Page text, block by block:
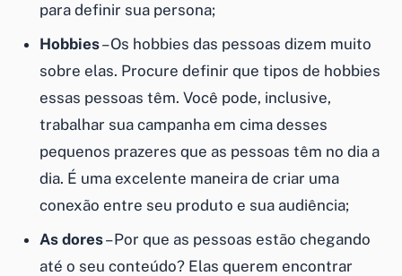
para definir sua persona;
Hobbies– Os hobbies das pessoas dizem muito
sobre elas. Procure definir que tipos de hobbies
essas pessoas têm. Você pode, inclusive,
trabalhar sua campanha em cima desses
pequenos prazeres que as pessoas têm no dia a
dia. É uma excelente maneira de criar uma
conexão entre seu produto e sua audiência;
As dores– Por que as pessoas estão chegando
até o seu conteúdo? Elas querem encontrar